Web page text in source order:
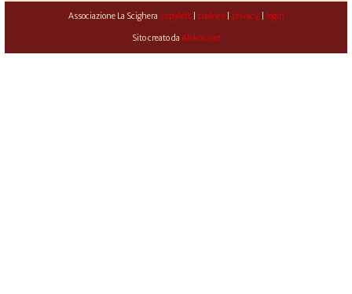
Associazione La Scighera copyleft| cookies| privacy| login
Sito creato da Alekos.net